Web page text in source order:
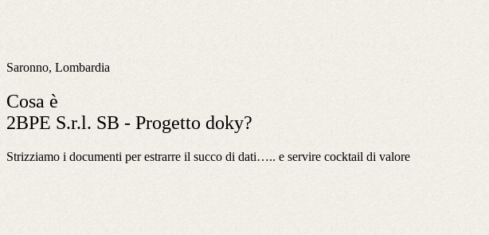
Saronno, Lombardia
Cosa è
2BPE S.r.l. SB - Progetto doky?
Strizziamo i documenti per estrarre il succo di dati….. e servire cocktail di valore